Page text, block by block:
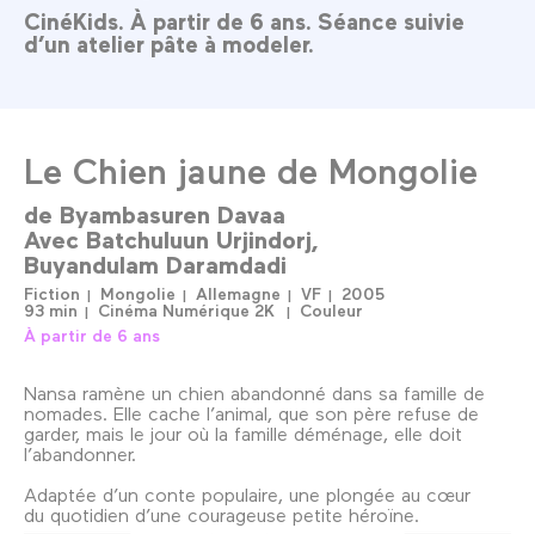
CinéKids. À partir de 6 ans. Séance suivie
d’un atelier pâte à modeler.
Le Chien jaune de Mongolie
de Byambasuren Davaa
Avec Batchuluun Urjindorj
Buyandulam Daramdadi
Fiction Mongolie Allemagne VF
2005
93 min
Cinéma Numérique 2K
Couleur
À partir de 6 ans
Nansa ramène un chien abandonné dans sa famille de
nomades. Elle cache l’animal, que son père refuse de
garder, mais le jour où la famille déménage, elle doit
l’abandonner.
Adaptée d’un conte populaire, une plongée au cœur
du quotidien d’une courageuse petite héroïne.